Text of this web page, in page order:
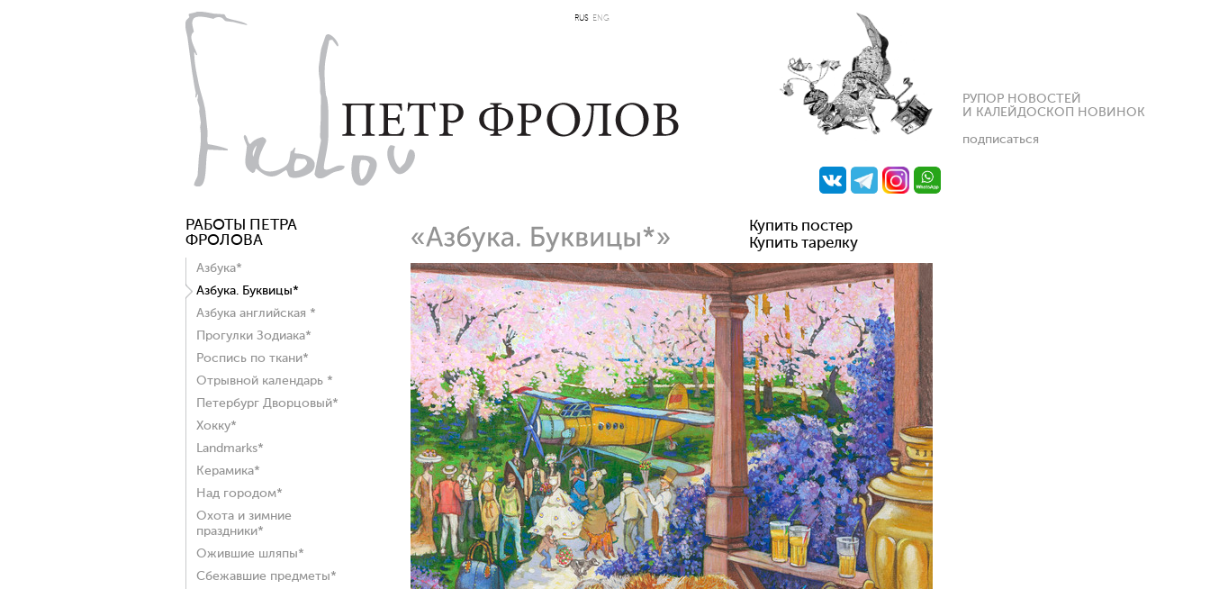
RUS ENG
РУПОР НОВОСТЕЙ
И КАЛЕЙДОСКОП НОВИНОК
подписаться
РАБОТЫ ПЕТРА
ФРОЛОВА
Азбука*
Азбука. Буквицы*
Азбука английская *
Прогулки Зодиака*
Роспись по ткани*
Отрывной календарь *
Петербург Дворцовый*
Хокку*
Landmarks*
Керамика*
Над городом*
Охота и зимние
праздники*
Ожившие шляпы*
Сбежавшие предметы*
Купить постер
Купить тарелку